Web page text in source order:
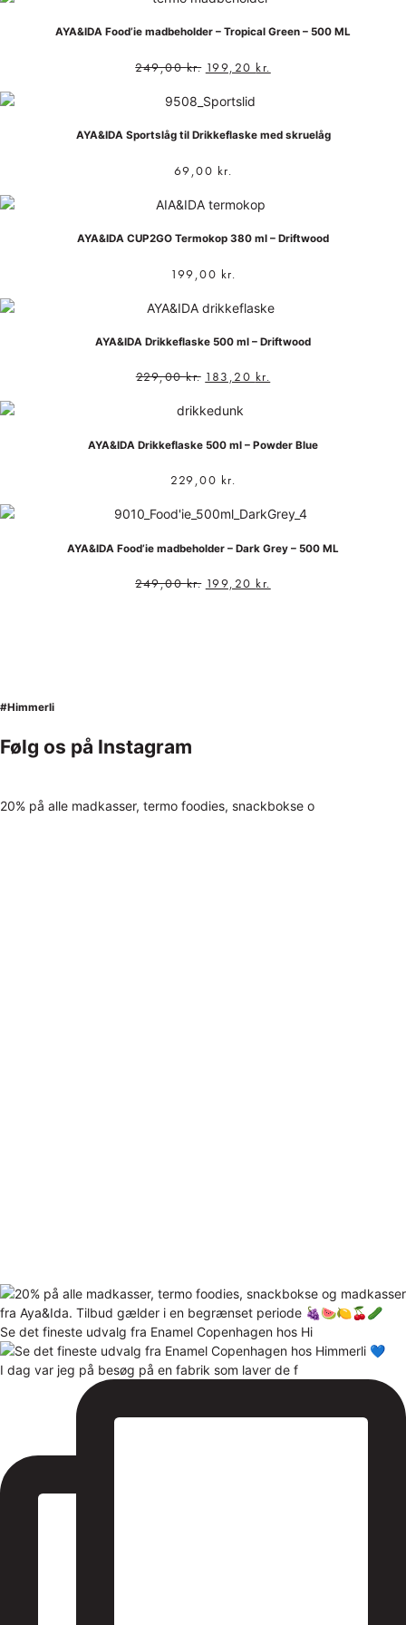
AYA&IDA Food’ie madbeholder – Tropical Green – 500 ML
249,00kr. 199,20 kr.
AYA&IDA Sportslåg til Drikkeflaske med skruelåg
69,00 kr.
AYA&IDA CUP2GO Termokop 380 ml – Driftwood
199,00 kr.
AYA&IDA Drikkeflaske 500 ml – Driftwood
229,00kr. 183,20 kr.
AYA&IDA Drikkeflaske 500 ml – Powder Blue
229,00 kr.
AYA&IDA Food’ie madbeholder – Dark Grey – 500 ML
249,00kr. 199,20 kr.
#Himmerli
Følg os på Instagram
20% på alle madkasser, termo foodies, snackbokse o
Se det fineste udvalg fra Enamel Copenhagen hos Hi
I dag var jeg på besøg på en fabrik som laver de f